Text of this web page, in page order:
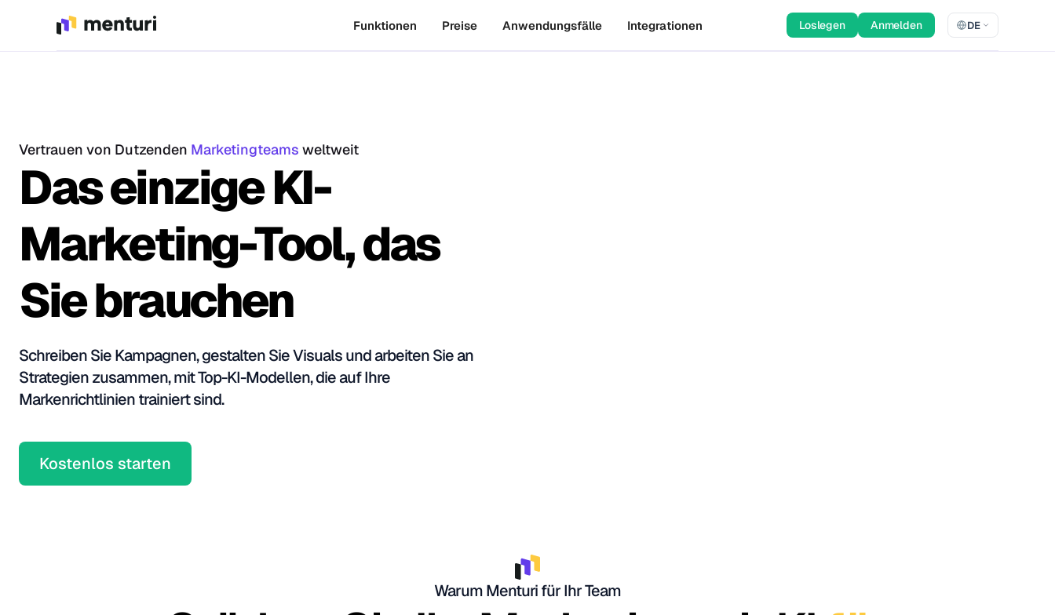
Funktionen Preise Anwendungsfälle Integrationen Loslegen Anmelden DE
Vertrauen von Dutzenden Marketingteams weltweit
Das einzige KI-
Marketing-Tool, das
Sie brauchen
Schreiben Sie Kampagnen, gestalten Sie Visuals und arbeiten Sie an
Strategien zusammen, mit Top-KI-Modellen, die auf Ihre
Markenrichtlinien trainiert sind.
Kostenlos starten
Warum Menturi für Ihr Team